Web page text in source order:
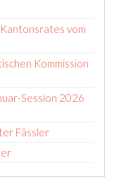
vom
Kommission
Session 2026
Fässler